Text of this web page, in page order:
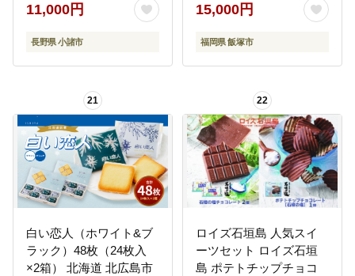
11,000円
長野県 小諸市
15,000円
福岡県 飯塚市
21
白い恋人（ホワイト&ブ
ラック）48枚（24枚入
×2箱） 北海道 北広島市
22
ロイズ石垣島 人気スイ
ーツセット ロイズ石垣
島 ポテトチップチョコ